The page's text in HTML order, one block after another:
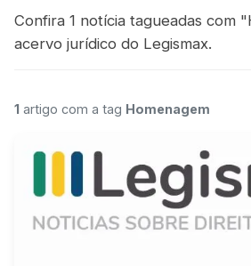
Confira 1 notícia tagueadas com
acervo jurídico do Legismax.
1 artigo com a tag Homenagem